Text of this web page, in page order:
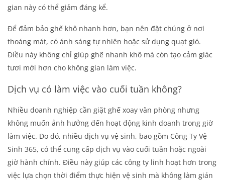
gian này có thể giảm đáng kể.
Để đảm bảo ghế khô nhanh hơn, bạn nên đặt chúng ở nơi
thoáng mát, có ánh sáng tự nhiên hoặc sử dụng quạt gió.
Điều này không chỉ giúp ghế nhanh khô mà còn tạo cảm giác
tươi mới hơn cho không gian làm việc.
Dịch vụ có làm việc vào cuối tuần không?
Nhiều doanh nghiệp cần giặt ghế xoay văn phòng nhưng
không muốn ảnh hưởng đến hoạt động kinh doanh trong giờ
làm việc. Do đó, nhiều dịch vụ vệ sinh, bao gồm Công Ty Vệ
Sinh 365, có thể cung cấp dịch vụ vào cuối tuần hoặc ngoài
giờ hành chính. Điều này giúp các công ty linh hoạt hơn trong
việc lựa chọn thời điểm thực hiện vệ sinh mà không làm gián